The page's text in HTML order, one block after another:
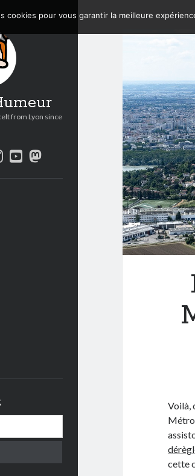
from Lyon since
instagram
youtube
mastodon
Voilà,
cette
cookies pour vous garantir la meilleure